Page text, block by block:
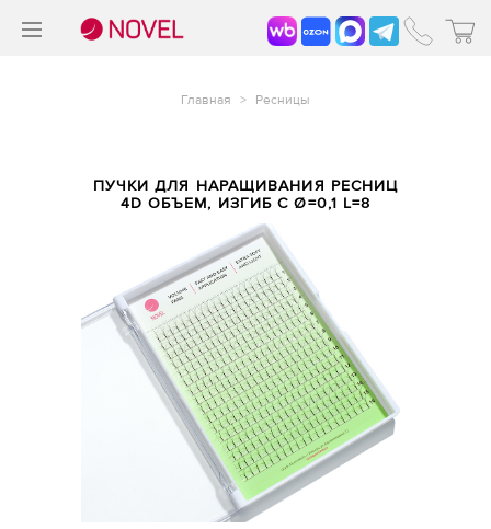
Главная > Ресницы
ПУЧКИ ДЛЯ НАРАЩИВАНИЯ РЕСНИЦ
4D ОБЪЕМ, ИЗГИБ С Ø=0,1 L=8